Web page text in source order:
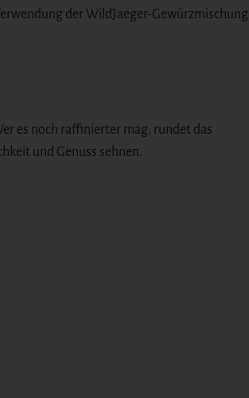
der WildJaeger-Gewürzmischung
es noch raffinierter mag, rundet das
und Genuss sehnen.